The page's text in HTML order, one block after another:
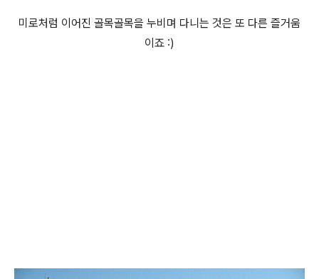
미로처럼 이어진 골목골목을 누비며 다니는 것은 또 다른 즐거움
이죠 :)